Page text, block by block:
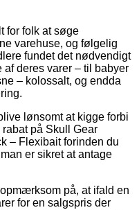
for folk at søge
varehuse, og følgelig
fundet det nødvendigt
deres varer – til babyer
– kolossalt, og endda
lønsomt at kigge forbi
på Skull Gear
– Flexibait forinden du
er sikret at antage
på, at ifald en
for en salgspris der